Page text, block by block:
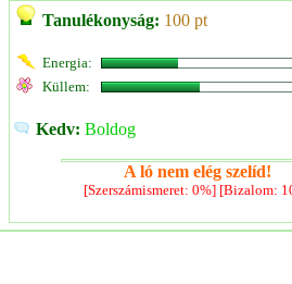
Tanulékonyság: 100 pt
Energia:
Küllem:
Kedv: Boldog
A ló nem elég szelíd!
[Szerszámismeret: 0%] [Bizalom: